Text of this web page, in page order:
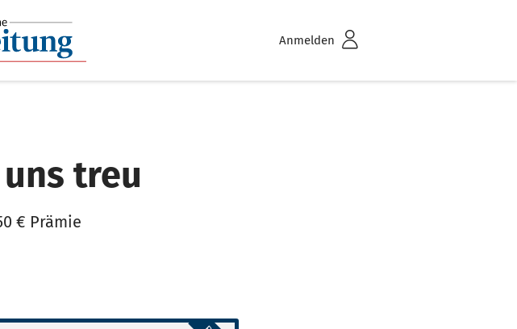
Anmelden
treu
€ Prämie